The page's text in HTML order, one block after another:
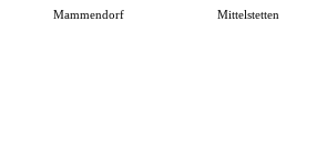
Mammendorf Mittelstetten